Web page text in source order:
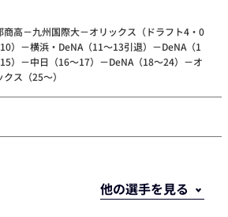
商高－九州国際大－オリックス（ドラフト4・0
）－横浜・DeNA（11～13引退）－DeNA（1
）－中日（16～17）－DeNA（18～24）－オ
クス（25～）